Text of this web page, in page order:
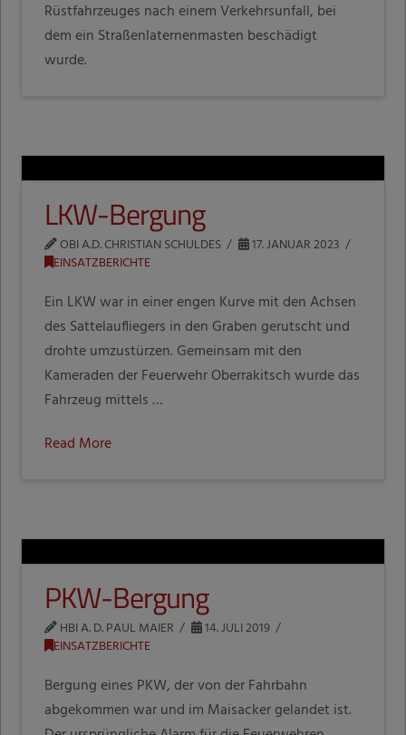
Rüstfahrzeuges nach einem Verkehrsunfall, bei
dem ein Straßenlaternenmasten beschädigt
wurde.
LKW-Bergung
OBI A.D. CHRISTIAN SCHULDES
17. JANUAR 2023
EINSATZBERICHTE
Ein LKW war in einer engen Kurve mit den Achsen
des Sattelaufliegers in den Graben gerutscht und
drohte umzustürzen. Gemeinsam mit den
Kameraden der Feuerwehr Oberrakitsch wurde das
Fahrzeug mittels …
Read More
PKW-Bergung
HBI A. D. PAUL MAIER
14. JULI 2019
EINSATZBERICHTE
Bergung eines PKW, der von der Fahrbahn
abgekommen war und im Maisacker gelandet ist.